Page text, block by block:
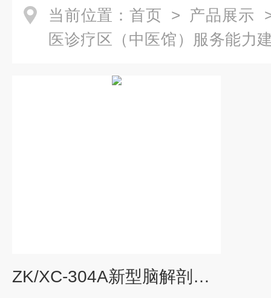
当前位置： 首页 > 产品展示
医诊疗区（中医馆）服务能力
ZK/XC-304A新型脑解剖模型